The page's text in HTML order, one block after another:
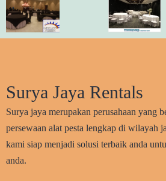
Surya Jaya Rentals
Surya jaya merupakan perusahaan yang
persewaan alat pesta lengkap di wilayah
kami siap menjadi solusi terbaik anda
anda.